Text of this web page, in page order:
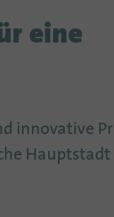
eine
innovative
Hauptstadt